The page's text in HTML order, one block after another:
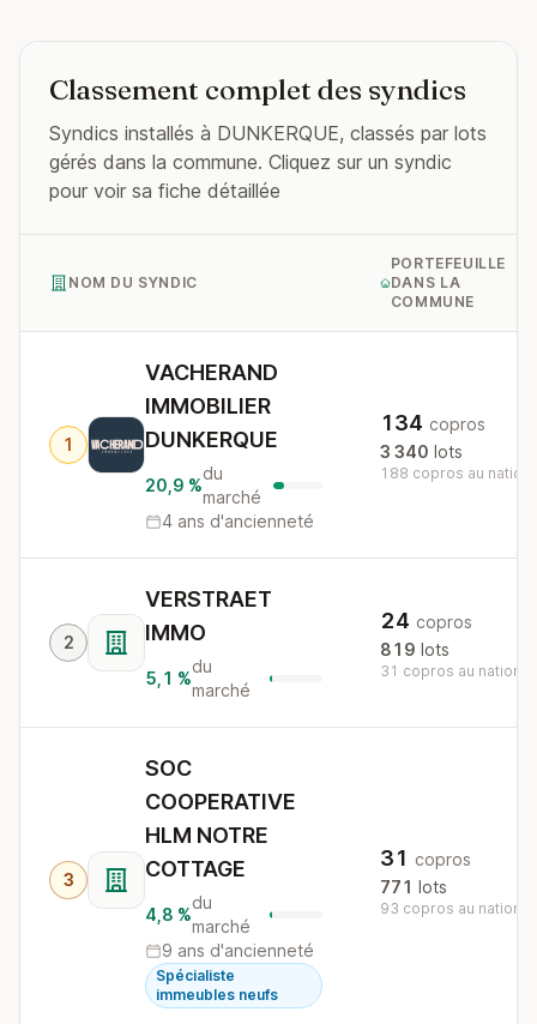
Classement complet des syndics
Syndics installés à DUNKERQUE, classés par lots
gérés dans la commune. Cliquez sur un syndic
pour voir sa fiche détaillée
NOM DU SYNDIC
PORTEFEUILLE
DANS LA
COMMUNE
1
VACHERAND
IMMOBILIER
DUNKERQUE
20,9 %
du
marché
4 ans d'ancienneté
134 copros
3 340 lots
188 copros au
2
VERSTRAET
IMMO
5,1 %
du
marché
24 copros
819 lots
31 copros au national
3
SOC
COOPERATIVE
HLM NOTRE
COTTAGE
4,8 %
du
marché
9 ans d'ancienneté
Spécialiste
immeubles neufs
31 copros
771 lots
93 copros au national